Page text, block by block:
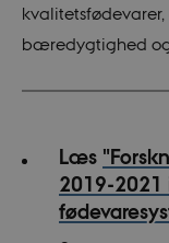
bæredygtighed
Læs
2019-2021